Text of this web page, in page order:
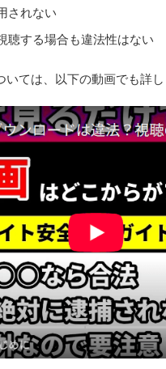
されない
聴する場合も違法性はない
ては、以下の動画でも詳し